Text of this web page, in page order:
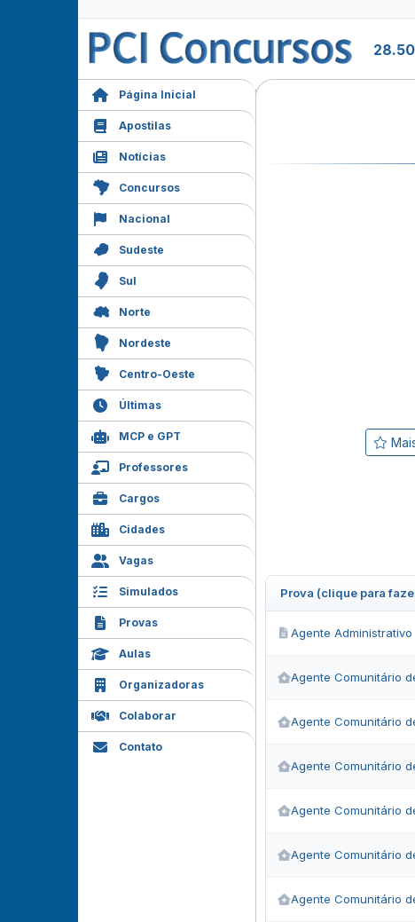
Página Inicial
Apostilas
Notícias
Concursos
Nacional
Sudeste
Sul
Norte
Nordeste
Centro-Oeste
Últimas
MCP e GPT
Professores
Cargos
Cidades
Vagas
Simulados
Provas
Aulas
Organizadoras
Colaborar
Contato
Prova (clique para
Agente Administrativo
Agente Comunitário
Agente Comunitário
Agente Comunitário
Agente Comunitário
Agente Comunitário
Agente Comunitário